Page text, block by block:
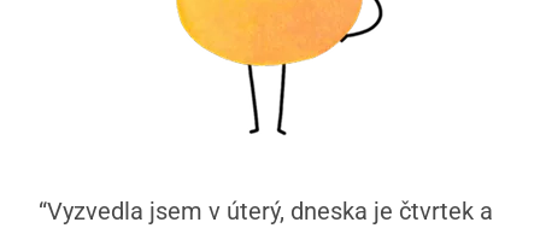
“Vyzvedla jsem v úterý, dneska je čtvrtek a